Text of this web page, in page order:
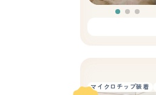
マイクロチップ装着